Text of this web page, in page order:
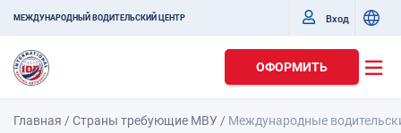
МЕЖДУНАРОДНЫЙ ВОДИТЕЛЬСКИЙ ЦЕНТР Вход
ОФОРМИТЬ
Главная /Страны требующие МВУ / Международные